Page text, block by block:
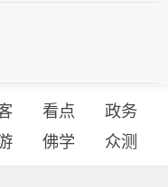
看点
政务
佛学 众测